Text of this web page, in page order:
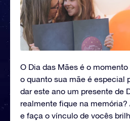
O Dia das Mães é o
o quanto sua mãe é especial
dar este ano um presente de
realmente fique na memória?
e faça o vínculo de vocês